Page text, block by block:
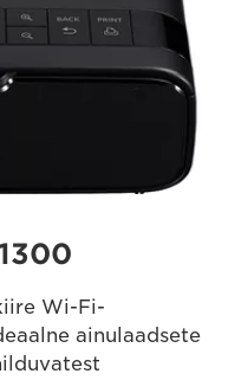
Wi-Fi-
ainulaadsete